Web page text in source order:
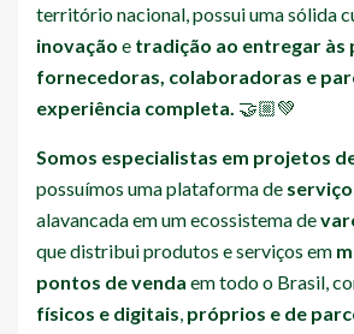
território nacional, possui uma sólida
inovação e tradição ao entregar às
fornecedoras, colaboradoras e
experiência completa. 🤝🏼💚
Somos especialistas em projetos
possuímos uma plataforma de
alavancada em um ecossistema de
que distribui produtos e serviços em
pontos de venda em todo o Brasil,
físicos e digitais próprios e de